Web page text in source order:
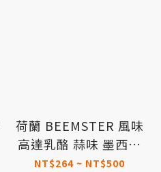
荷蘭 BEEMSTER 風味
高達乳酪 蒜味 墨西哥
辣椒 紅香蒜 芥末風味
NT$264 ~ NT$500